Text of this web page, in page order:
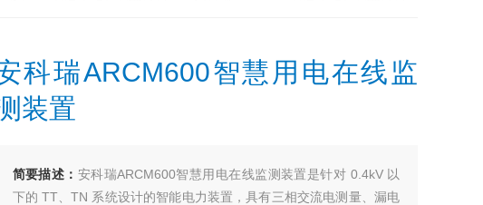
科瑞ARCM600智慧用电在线监
装置
简要描述： 安科瑞ARCM600智慧用电在线监测装置是针对 0.4kV 以
下的 TT、TN 系统设计的智能电力装置，具有三相交流电测量、漏电